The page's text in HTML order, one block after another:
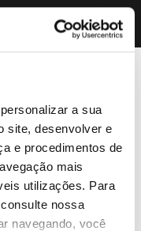
a sua
site, desenvolver e
e procedimentos de
mais
utilizações. Para
nossa
navegando, você